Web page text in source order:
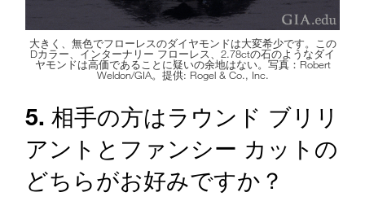
大きく、無色でフローレスのダイヤモンドは大変希少です。この
Dカラー、インターナリー フローレス、2.78ctの石のようなダイ
ヤモンドは高価であることに疑いの余地はない。写真：Robert
Weldon/GIA。提供: Rogel & Co., Inc.
5. 相手の方はラウンド ブリリ
アントとファンシー カットの
どちらがお好みですか？